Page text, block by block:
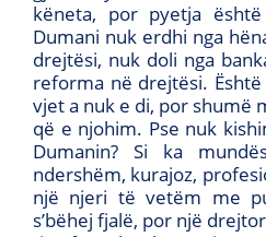
këneta, por pyetja
Dumani nuk erdhi nga
drejtësi, nuk doli nga
reforma në drejtësi.
vjet a nuk e di, por shumë
që e njohim. Pse nuk
Dumanin? Si ka
ndershëm, kurajoz,
një njeri të vetëm me
s’bëhej fjalë, por një